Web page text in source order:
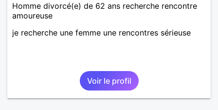
Homme divorcé(e) de 62 ans recherche rencontre
amoureuse
je recherche une femme une rencontres sérieuse
Voir le profil